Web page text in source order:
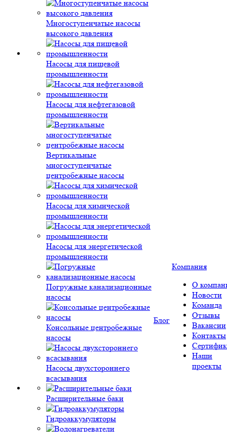
Многоступенчатые насосы
высокого давления
Насосы для пищевой
промышленности
Насосы для нефтегазовой
промышленности
Вертикальные
многоступенчатые
центробежные насосы
Насосы для химической
промышленности
Насосы для энергетической
промышленности
Погружные канализационные
насосы
Консольные центробежные
насосы
Насосы двухстороннего
всасывания
Расширительные баки
Гидроаккумуляторы
Блог
Компания
О
Новости
Команда
Отзывы
Вакансии
Контакты
Наши
проекты